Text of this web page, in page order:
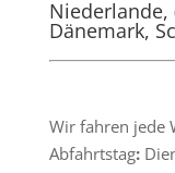
Niederlande,
Dänemark,
Wir fahren jede
Abfahrtstag: